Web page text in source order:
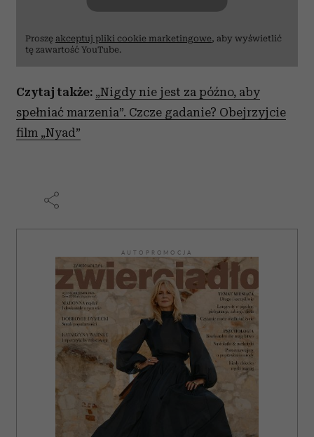
Proszę akceptuj pliki cookie marketingowe, aby wyświetlić
tę zawartość YouTube.
Czytaj także: „Nigdy nie jest za późno, aby
spełniać marzenia”. Czcze gadanie? Obejrzyjcie
film „Nyad”
AUTOPROMOCJA